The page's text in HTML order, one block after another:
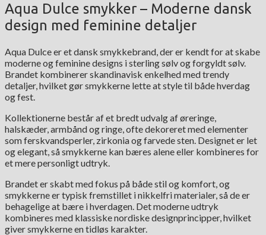
Aqua Dulce smykker – Moderne dansk
design med feminine detaljer
Aqua Dulce er et dansk smykkebrand, der er kendt for at skabe
moderne og feminine designs i sterling sølv og forgyldt sølv.
Brandet kombinerer skandinavisk enkelhed med trendy
detaljer, hvilket gør smykkerne lette at style til både hverdag
og fest.
Kollektionerne består af et bredt udvalg af øreringe,
halskæder, armbånd og ringe, ofte dekoreret med elementer
som ferskvandsperler, zirkonia og farvede sten. Designet er let
og elegant, så smykkerne kan bæres alene eller kombineres for
et mere personligt udtryk.
Brandet er skabt med fokus på både stil og komfort, og
smykkerne er typisk fremstillet i nikkelfri materialer, så de er
behagelige at bære i hverdagen. Det moderne udtryk
kombineres med klassiske nordiske designprincipper, hvilket
giver smykkerne en tidløs karakter.